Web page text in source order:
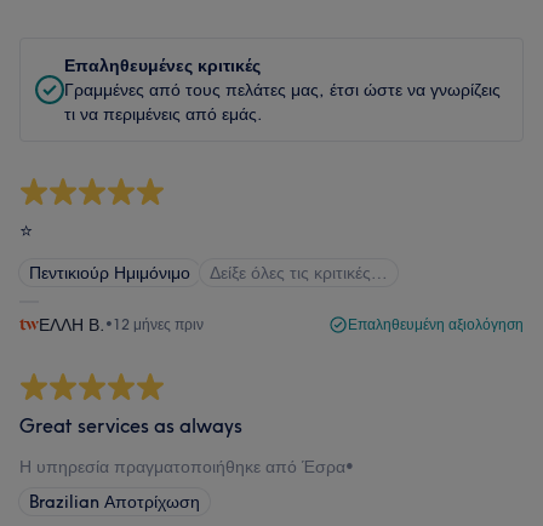
Επαληθευμένες κριτικές
Γραμμένες από τους πελάτες μας, έτσι ώστε να γνωρίζεις
τι να περιμένεις από εμάς.
⭐️
Πεντικιούρ Ημιμόνιμο Δείξε όλες τις κριτικές…
ΕΛΛΗ Β. •12 μήνες πριν Επαληθευμένη αξιολόγηση
Great services as always
Η υπηρεσία πραγματοποιήθηκε από Έσρα•
Brazilian Αποτρίχωση